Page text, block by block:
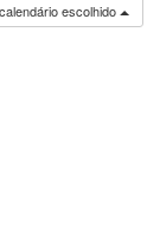
escolhido